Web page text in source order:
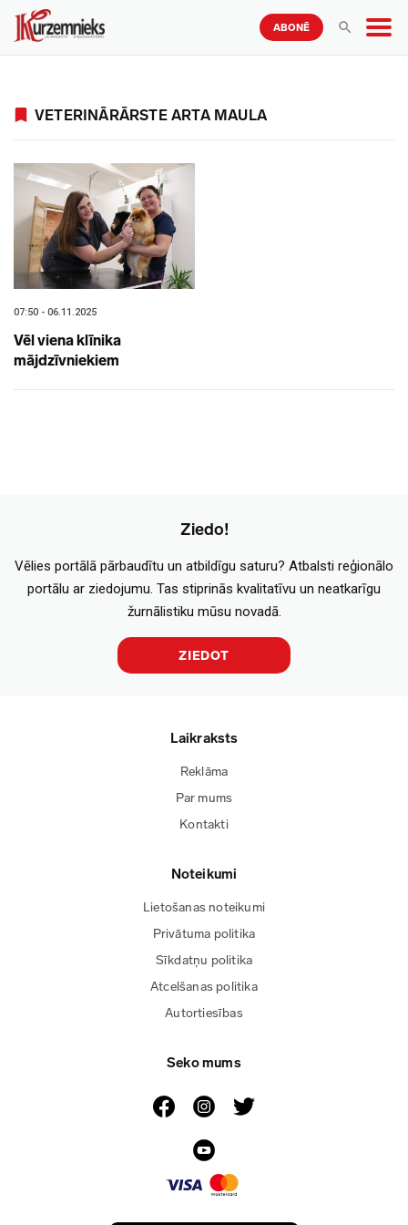
ABONĒ
VETERINĀRĀRSTE ARTA MAULA
07:50 - 06.11.2025
Vēl viena klīnika
mājdzīvniekiem
Ziedo!
Vēlies portālā pārbaudītu un atbildīgu saturu? Atbalsti reģionālo
portālu ar ziedojumu. Tas stiprinās kvalitatīvu un neatkarīgu
žurnālistiku mūsu novadā.
ZIEDOT
Laikraksts
Reklāma
Par mums
Kontakti
Noteikumi
Lietošanas noteikumi
Privātuma politika
Sīkdatņu politika
Atcelšanas politika
Autortiesības
Seko mums